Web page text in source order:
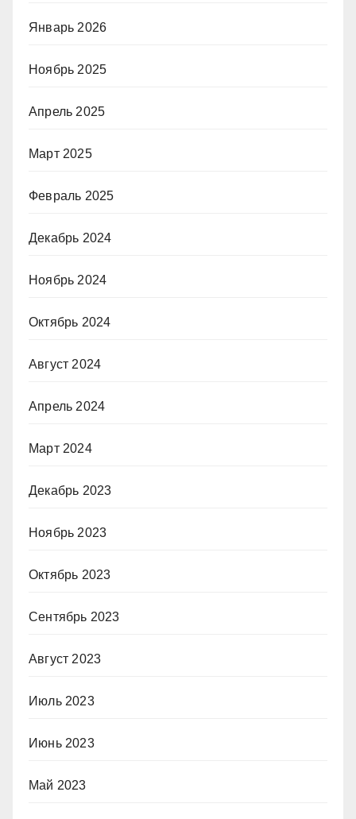
Январь 2026
Ноябрь 2025
Апрель 2025
Март 2025
Февраль 2025
Декабрь 2024
Ноябрь 2024
Октябрь 2024
Август 2024
Апрель 2024
Март 2024
Декабрь 2023
Ноябрь 2023
Октябрь 2023
Сентябрь 2023
Август 2023
Июль 2023
Июнь 2023
Май 2023